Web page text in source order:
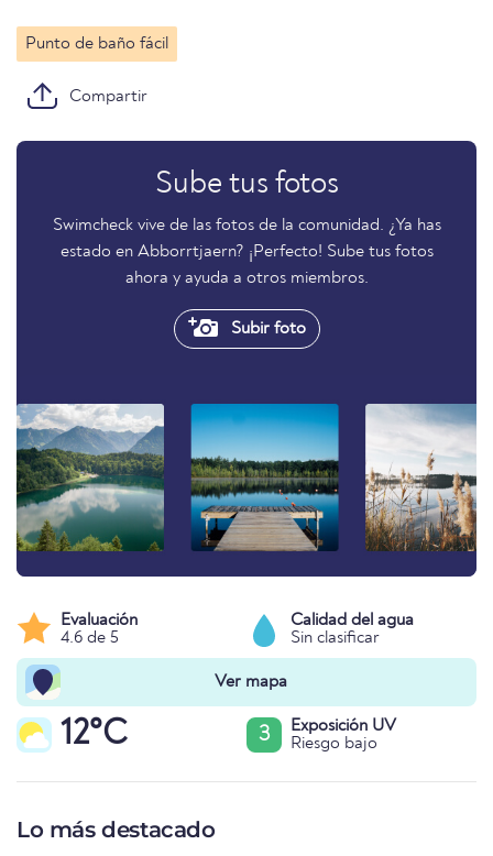
Punto de baño fácil
Compartir
Sube tus fotos
Swimcheck vive de las fotos de la comunidad. ¿Ya has
estado en Abborrtjaern? ¡Perfecto! Sube tus fotos
ahora y ayuda a otros miembros.
Subir foto
Evaluación
4.6 de 5
Calidad del agua
Sin clasificar
Ver mapa
12°C 3
Exposición UV
Riesgo bajo
Lo más destacado